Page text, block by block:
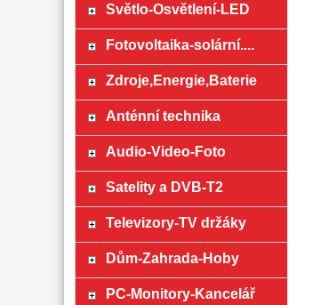
Světlo-Osvětlení-LED
Fotovoltaika-solární....
Zdroje,Energie,Baterie
Anténní technika
Audio-Video-Foto
Satelity a DVB-T2
Televizory-TV držáky
Dům-Zahrada-Hoby
PC-Monitory-Kancelář